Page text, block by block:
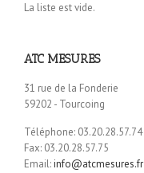
La liste est vide.
ATC MESURES
31 rue de la Fonderie
59202 - Tourcoing
Téléphone: 03.20.28.57.74
Fax: 03.20.28.57.75
Email:info@atcmesures.fr